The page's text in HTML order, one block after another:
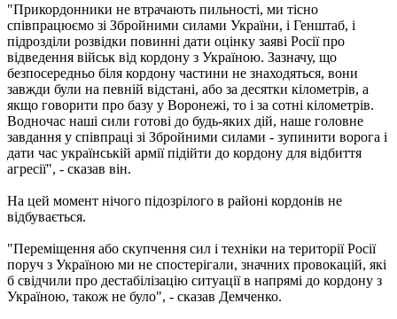
"Прикордонники не втрачають пильності, ми тісно
співпрацюємо зі Збройними силами України, і Генштаб, і
підрозділи розвідки повинні дати оцінку заяві Росії про
відведення військ від кордону з Україною. Зазначу, що
безпосередньо біля кордону частини не знаходяться, вони
завжди були на певній відстані, або за десятки кілометрів, а
якщо говорити про базу у Воронежі, то і за сотні кілометрів.
Водночас наші сили готові до будь-яких дій, наше головне
завдання у співпраці зі Збройними силами - зупинити ворога і
дати час українській армії підійти до кордону для відбиття
агресії", - сказав він.
На цей момент нічого підозрілого в районі кордонів не
відбувається.
"Переміщення або скупчення сил і техніки на території Росії
поруч з Україною ми не спостерігали, значних провокацій, які
б свідчили про дестабілізацію ситуації в напрямі до кордону з
Україною, також не було", - сказав Демченко.